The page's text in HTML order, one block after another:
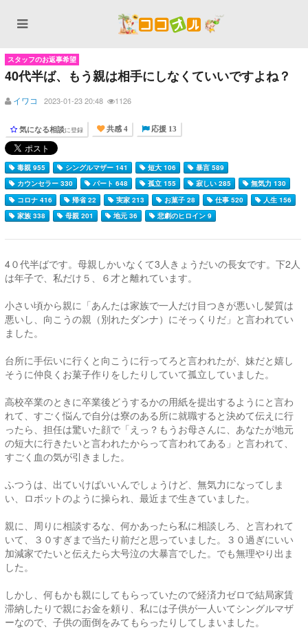
スタッフのお返事希望
40代半ば、もう親は相手にしなくていいですよね？
イワコ 2023-01-23 20:48 1126
気になる相談に登録 共感 4 応援 13
毒親 955 シングルマザー 141 短大 106
暴言 589
カウンセラー 330
パート 648 孤立 155 寂しい 285
無気力 130
コロナ 416
帰省 22 実家 213 お菓子 28 仕事 520
人生 156
家族 338
母親 201 地元 36 悲劇のヒロイン 9
4０代半ばです。母親しかいなくて3人きょうだいの長女です。下2人
は年子で、私だけ５、６才と離れています。
小さい頃から親に「あんたは家族で一人だけ目つきが悪いし髪質は
悪いし、向こうの親（別れたダンナ）にそっくりだ」と言われてい
ました。
台所に手伝いに行くと向こうに行ってろと言われたが、妹だと嬉し
そうに仲良くお菓子作りをしたりしていて孤立していました。
高校卒業のときに卒業後どうするかの用紙を提出するようにと言わ
れて、すごく悩んで自分は寮のある所に就職すると決めて伝えに行
ったら、担任は驚いた顔で「えっ？もうお母さんに、あなたが地元
の短大に行きたいと言われたからって言われてある」と言われて、
すごく血の気が引きました。
ふつうは、出ていけばいいんでしょうけど、無気力になってしま
い、ロボットのように操られ、最近まで生きていました。
親に、周りに相談するな、何かあったら私に相談しろ、と言われて
いて、３０すぎまで当たり前だと思っていました。３０過ぎにいい
加減家でたいと伝えたら大号泣の大暴言でした。でも無理やり出ま
した。
しかし、何もかも親にしてもらっていたので経済力ゼロで結局家賃
滞納したりで親にお金を頼り、私には子供が一人いてシングルマザ
ーなので、子供の面倒をみてもらったりしてしまいました。